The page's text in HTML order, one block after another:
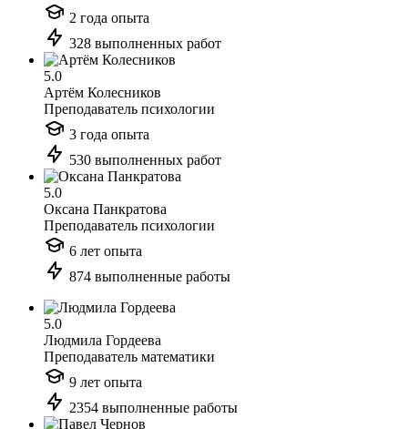
2 года опыта
328 выполненных работ
5.0
Артём Колесников
Преподаватель психологии
3 года опыта
530 выполненных работ
5.0
Оксана Панкратова
Преподаватель психологии
6 лет опыта
874 выполненные работы
5.0
Людмила Гордеева
Преподаватель математики
9 лет опыта
2354 выполненные работы